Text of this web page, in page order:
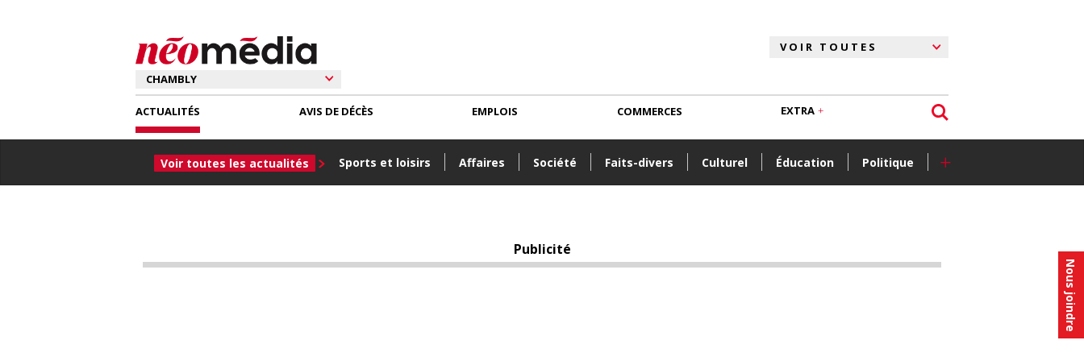
Nous joindre
ACTUALITÉS
Voir toutes les actualités Sports et loisirs Affaires Société Faits-divers Culturel Éducation Politique +
AVIS DE DÉCÈS EMPLOIS COMMERCES EXTRA
Publicité